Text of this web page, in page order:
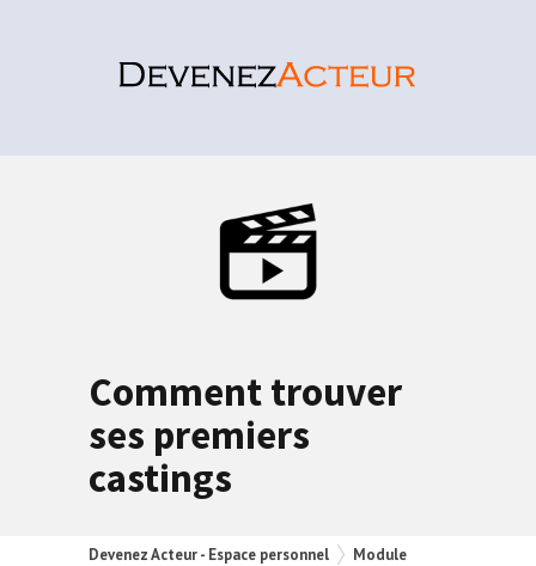
Comment trouver
ses premiers
castings
Devenez Acteur - Espace personnel
Module